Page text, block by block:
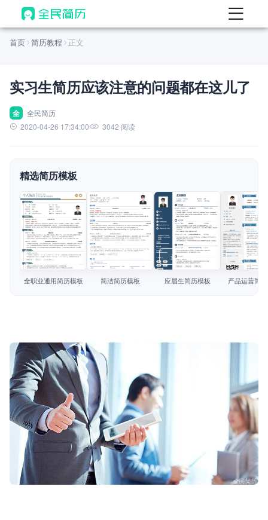
首页
AI 生成简历
AI 优化简历
AI 翻译简历
AI 模拟面试
面试自我介绍
AI 职场工具 New
简历模板
简历教程
首页 简历教程 正文
实习生简历应该注意的问题都在这儿了
全
全民简历
2020-04-26 17:34:00
3042 阅读
精选简历模板
查看模板
全职业通用简历模板
查看模板
简洁简历模板
查看模板
应届生简历模板
查看模板
产品运营简